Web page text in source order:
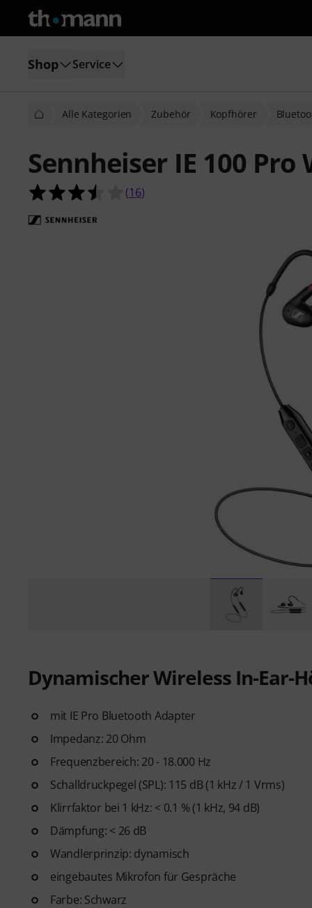
Shop Service
Alle Kategorien Zubehör Kopfhörer
Sennheiser IE 100 Pro
3.5 von 5 Sternen aus 16
(16)
Dynamischer Wireless In-Ear-
mit IE Pro Bluetooth Adapter
Impedanz: 20 Ohm
Frequenzbereich: 20 - 18.000 Hz
Schalldruckpegel (SPL): 115 dB (1 kHz / 1 Vrms)
Klirrfaktor bei 1 kHz: < 0.1 % (1 kHz, 94 dB)
Dämpfung: < 26 dB
Wandlerprinzip: dynamisch
eingebautes Mikrofon für Gespräche
Farbe: Schwarz